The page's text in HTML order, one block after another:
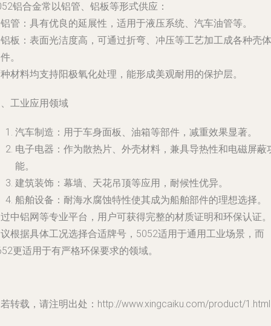
铝合金常以铝管、铝板等形式供应：
管：具有优良的延展性，适用于液压系统、汽车油管等。
板：表面光洁度高，可通过折弯、冲压等工艺加工成各种壳体
。
材料均支持阳极氧化处理，能形成美观耐用的保护层。
工业应用领域
汽车制造：用于车身面板、油箱等部件，减重效果显著。
电子电器：作为散热片、外壳材料，兼具导热性和电磁屏蔽
能。
建筑装饰：幕墙、天花吊顶等应用，耐候性优异。
船舶设备：耐海水腐蚀特性使其成为船舶部件的理想选择。
中铝网等专业平台，用户可获得完整的材质证明和环保认证。
根据具体工况选择合适牌号，5052适用于通用工业场景，而
更适用于有严格环保要求的领域。
转载，请注明出处：http://www.xingcaiku.com/product/1.html